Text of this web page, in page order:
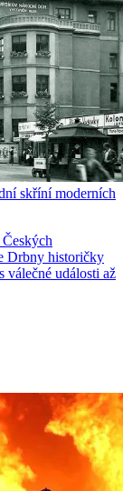
skříní moderních
Drbny historičky
válečné události až